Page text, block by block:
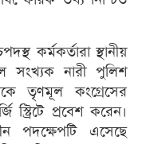
কর্মকর্তারা স্থানীয়
সংখ্যক নারী পুলিশ
তৃণমূল কংগ্রেসের
স্ট্রিটে প্রবেশ করেন।
পদক্ষেপটি এসেছে